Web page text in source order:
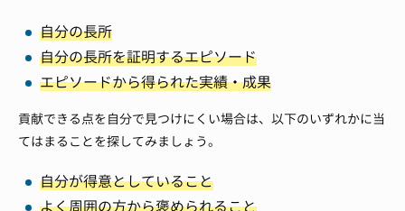
自分の長所
自分の長所を証明するエピソード
エピソードから得られた実績・成果
貢献できる点を自分で見つけにくい場合は、以下のいずれかに当
てはまることを探してみましょう。
自分が得意としていること
よく周囲の方から褒められること